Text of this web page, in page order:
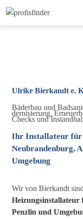
Ulrike Bierkandt e.
Bäder­bau und
der­ni­sie­rung,
Checks und
Ihr Installateur für
Neubrandenburg,
Umgebung
Wir von Bierkandt
Penzlin und